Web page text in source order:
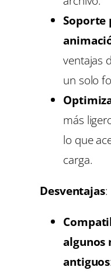
Soporte
ventajas
un solo
más
lo que
carga.
Desventajas:
algunos
antiguos